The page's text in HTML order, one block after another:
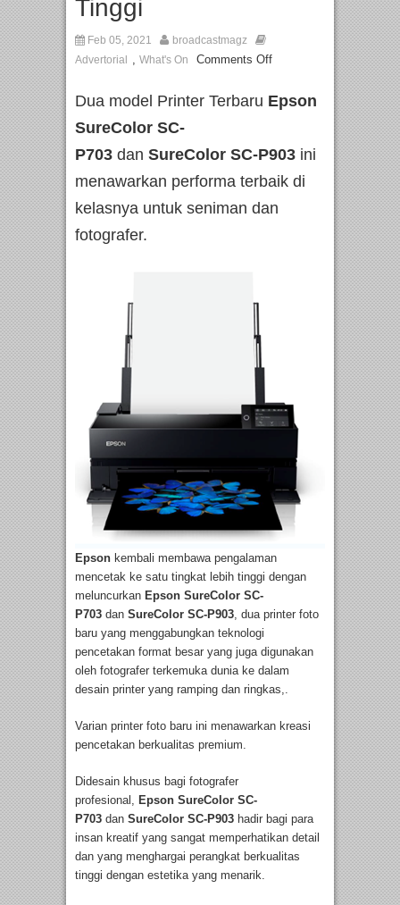
Tinggi
Feb 05, 2021
broadcastmagz
Advertorial
, What's On Comments Off
Dua model Printer Terbaru Epson
SureColor SC-
P703 dan SureColor SC-P903 ini
menawarkan performa terbaik di
kelasnya untuk seniman dan
fotografer.
Epson kembali membawa pengalaman
mencetak ke satu tingkat lebih tinggi dengan
meluncurkan Epson SureColor SC-
P703 dan SureColor SC-P903, dua printer foto
baru yang menggabungkan teknologi
pencetakan format besar yang juga digunakan
oleh fotografer terkemuka dunia ke dalam
desain printer yang ramping dan ringkas,.
Varian printer foto baru ini menawarkan kreasi
pencetakan berkualitas premium.
Didesain khusus bagi fotografer
profesional, Epson SureColor SC-
P703 dan SureColor SC-P903 hadir bagi para
insan kreatif yang sangat memperhatikan detail
dan yang menghargai perangkat berkualitas
tinggi dengan estetika yang menarik.